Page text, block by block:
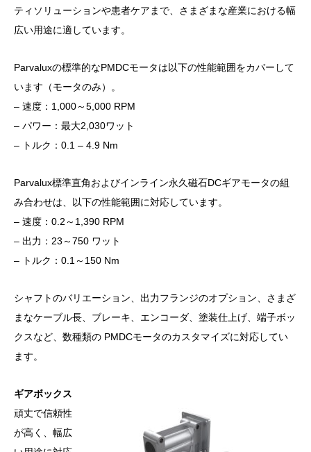
ティソリューションや患者ケアまで、さまざまな産業における幅
広い用途に適しています。
Parvaluxの標準的なPMDCモータは以下の性能範囲をカバーして
います（モータのみ）。
– 速度：1,000～5,000 RPM
– パワー：最大2,030ワット
– トルク：0.1 – 4.9 Nm
Parvalux標準直角およびインライン永久磁石DCギアモータの組
み合わせは、以下の性能範囲に対応しています。
– 速度：0.2～1,390 RPM
– 出力：23～750 ワット
– トルク：0.1～150 Nm
シャフトのバリエーション、出力フランジのオプション、さまざ
まなケーブル長、ブレーキ、エンコーダ、塗装仕上げ、端子ボッ
クスなど、数種類の PMDCモータのカスタマイズに対応してい
ます。
ギアボックス
頑丈で信頼性
が高く、幅広